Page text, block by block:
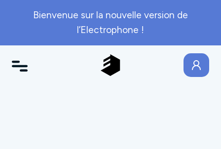
Bienvenue sur la nouvelle version de
l’Electrophone !